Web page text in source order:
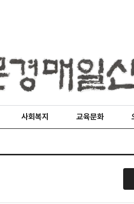
사회복지 교육문화